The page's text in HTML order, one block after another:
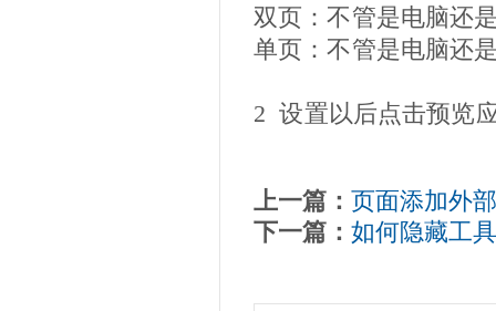
双页：不管是电脑还
单页：不管是电脑还
2设置以后点击预览
上一篇： 页面添加外
下一篇： 如何隐藏工